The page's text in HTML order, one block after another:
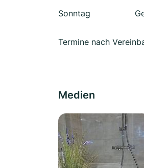
Sonntag
Termine nach
Medien